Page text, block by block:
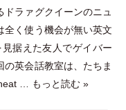
ラァグクイーンのニュ
全く使う機会が無い英文
据えた友人でゲイバー
英会話教室は、たちま
…
もっと読む »